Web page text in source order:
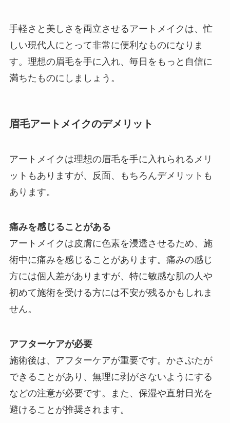
手軽さと美しさを両立させるアートメイクは、忙
しい現代人にとって非常に便利なものになりま
す。理想の眉毛を手に入れ、毎日をもっと自信に
満ちたものにしましょう。
眉毛アートメイクのデメリット
アートメイクは理想の眉毛を手に入れられるメリ
ットもありますが、反面、もちろんデメリットも
あります。
痛みを感じることがある
アートメイクは皮膚に色素を浸透させるため、施
術中に痛みを感じることがあります。痛みの感じ
方には個人差がありますが、特に敏感な肌の人や
初めて施術を受ける方には不安が残るかもしれま
せん。
アフターケアが必要
施術後は、アフターケアが重要です。かさぶたが
できることがあり、無理に剥がさないようにする
などの注意が必要です。また、保湿や直射日光を
避けることが推奨されます。